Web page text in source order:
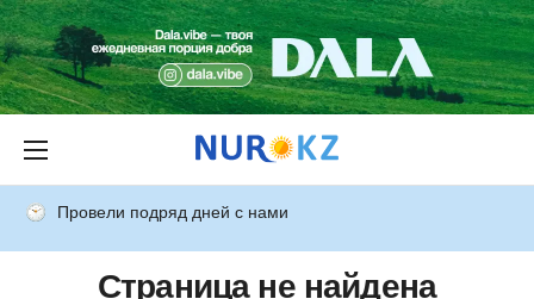
Провели подряд дней с нами
Страница не найдена